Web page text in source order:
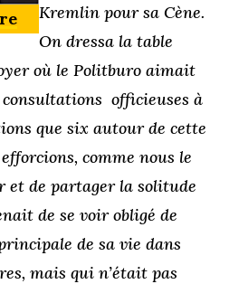
Kremlin pour sa Cène.
On dressa la table
où le Politburo aimait
officieuses à
que six autour de cette
comme nous le
et de partager la solitude
de se voir obligé de
de sa vie dans
mais qui n’était pas